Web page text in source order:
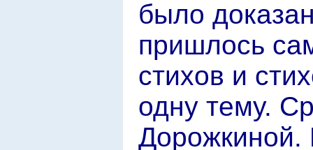
было
пришлось
стихов и
одну тему.
Дорожкиной.